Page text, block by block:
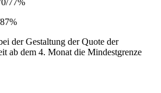
77%
der Gestaltung der Quote der
ab dem 4. Monat die Mindestgrenze